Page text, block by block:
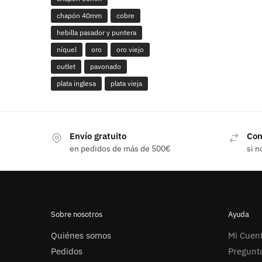
chapón 40mm
cobre
hebilla pasador y puntera
níquel
oro
oro viejo
outlet
pavonado
plata inglesa
plata vieja
Envío gratuito
en pedidos de más de 500€ si
Sobre nosotros
Quiénes somos
Pedidos
Ayuda
Mi